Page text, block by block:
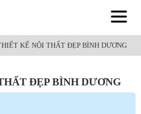
KẾ NỘI THẤT ĐẸP BÌNH DƯƠNG
ĐẸP BÌNH DƯƠNG